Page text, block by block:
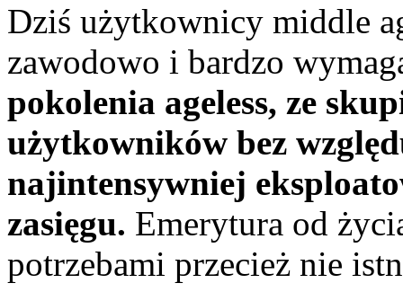
Dziś użytkownicy middle
zawodowo i bardzo
pokolenia ageless, ze
użytkowników bez
najintensywniej
zasięgu. Emerytura od
potrzebami przecież nie